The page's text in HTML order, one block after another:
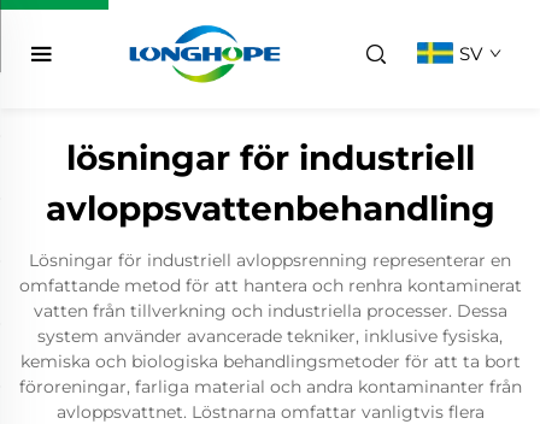
SV
lösningar för industriell
avloppsvattenbehandling
Lösningar för industriell avloppsrenning representerar en
omfattande metod för att hantera och renhra kontaminerat
vatten från tillverkning och industriella processer. Dessa
system använder avancerade tekniker, inklusive fysiska,
kemiska och biologiska behandlingsmetoder för att ta bort
föroreningar, farliga material och andra kontaminanter från
avloppsvattnet. Löstnarna omfattar vanligtvis flera